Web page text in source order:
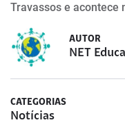
Travassos e acontece
AUTOR
NET
CATEGORIAS
Notícias